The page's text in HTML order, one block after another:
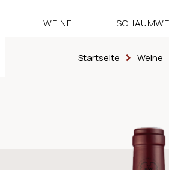
WEINE
Startseite Weine